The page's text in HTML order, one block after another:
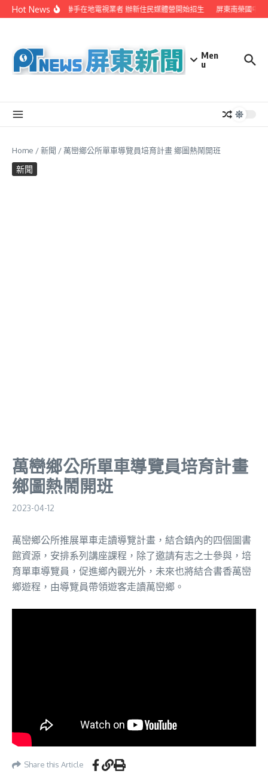
Skip to content
Hot News屏縣府聯手在地電視業者 辦新住民媒體營開始招生 屏東南榮國中
Men
u
Home /新聞 /萬巒鄉公所單車導覽員培育計畫 鄉圖熱鬧開班
新聞
萬巒鄉公所單車導覽員培育計畫
鄉圖熱鬧開班
2023-04-12
萬巒鄉公所推展單車走讀導覽計畫，結合鎮內的四個圖書
館資源，安排系列講座課程，除了邀請有志之士參與，培
育單車導覽員，促進鄉內觀光外，未來也將結合書香萬巒
鄉遊程，由導覽員帶領遊客走讀萬巒鄉。
Share this Article